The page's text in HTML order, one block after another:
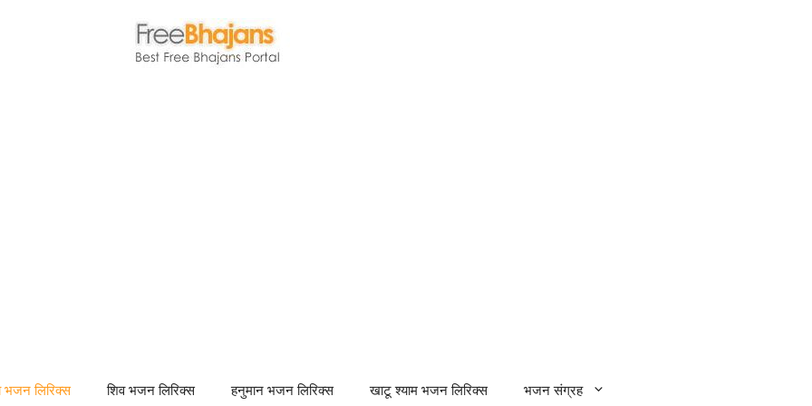
भजन लिरिक्स शिव भजन लिरिक्स हनुमान भजन लिरिक्स खाटू श्याम भजन लिरिक्स भजन संग्रह